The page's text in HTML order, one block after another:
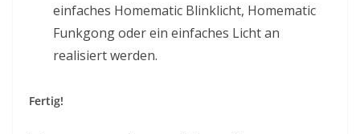
einfaches Homematic Blinklicht, Homematic
Funkgong oder ein einfaches Licht an
realisiert werden.
Fertig!